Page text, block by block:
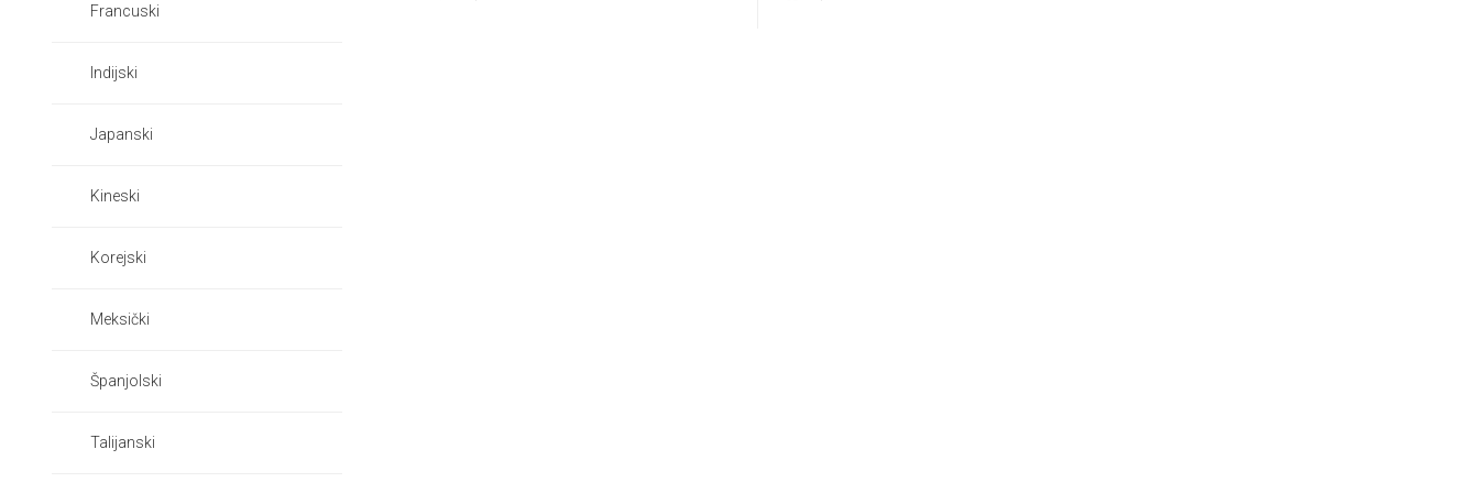
Francuski
Indijski
Japanski
Kineski
Korejski
Meksički
Španjolski
Talijanski